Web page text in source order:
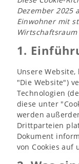
Dezember
Einwohner mit
1.
Unsere Website,
"Die Website")
Technologien
diese unter
werden
Drittparteien
Dokument
von Cookies auf